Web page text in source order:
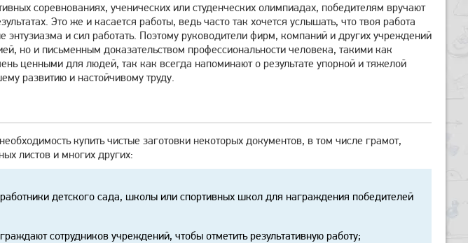
соревнованиях, ученических или студенческих олимпиадах, победителям вручают
Это же и касается работы, ведь часто так хочется услышать, что твоя работа
и сил работать. Поэтому руководители фирм, компаний и других учреждений
но и письменным доказательством профессиональности человека, такими как
ценными для людей, так как всегда напоминают о результате упорной и тяжелой
развитию и настойчивому труду.
купить чистые заготовки некоторых документов, в том числе грамот,
листов и многих других:
детского сада, школы или спортивных школ для награждения победителей
сотрудников учреждений, чтобы отметить результативную работу;